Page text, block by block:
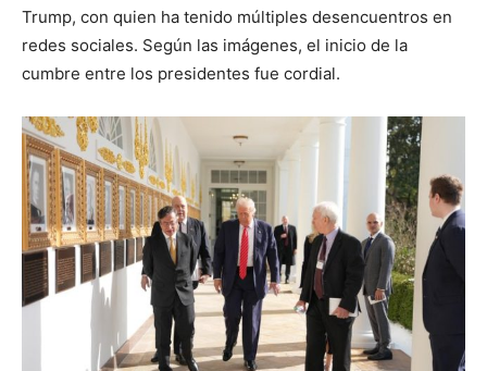
Trump, con quien ha tenido múltiples desencuentros en
redes sociales. Según las imágenes, el inicio de la
cumbre entre los presidentes fue cordial.